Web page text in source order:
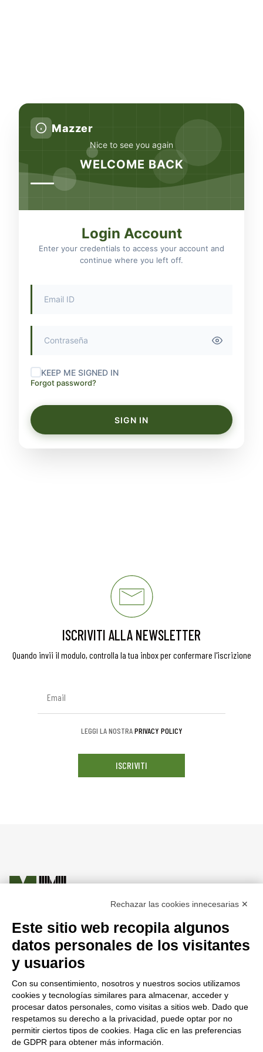
Mazzer
Nice to see you again
WELCOME BACK
Login Account
Enter your credentials to access your account and
continue where you left off.
KEEP ME SIGNED IN
Forgot password?
SIGN IN
ISCRIVITI ALLA NEWSLETTER
Quando invii il modulo, controlla la tua inbox per confermare l'iscrizione
LEGGI LA NOSTRAPRIVACY POLICY
ISCRIVITI
MAZZER LUIGI S.p.a.
Via Moglianese Gardigiano, 113
30037 Scorzè - Venezia - Italy
tel.: +39 041 5830200 – +39 041 5831300
P.IVA - C.F. IT00165200270
SDI AA2O514
Rechazar las cookies innecesarias ✕
Este sitio web recopila algunos
datos personales de los visitantes
y usuarios
Con su consentimiento, nosotros y nuestros socios utilizamos
cookies y tecnologías similares para almacenar, acceder y
procesar datos personales, como visitas a sitios web. Dado que
respetamos su derecho a la privacidad, puede optar por no
permitir ciertos tipos de cookies. Haga clic en las preferencias
de GDPR para obtener más información.